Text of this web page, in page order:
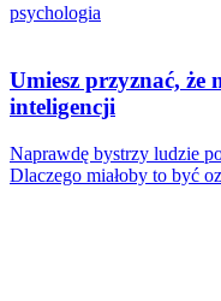
psychologia
Umiesz przyznać, że
inteligencji
Naprawdę bystrzy ludzie
Dlaczego miałoby to być